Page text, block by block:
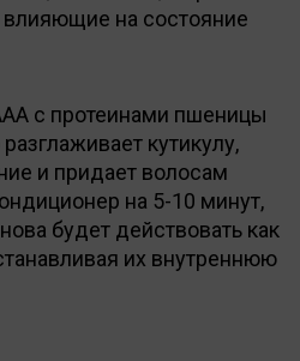
влияющие на состояние
с протеинами пшеницы
кутикулу,
и придает волосам
на 5-10 минут,
будет действовать как
их внутреннюю